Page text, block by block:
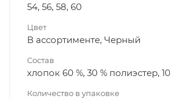
54, 56, 58, 60
Цвет
В ассортименте, Черный
Состав
хлопок 60 %, 30 % полиэстер,
Количество в упаковке